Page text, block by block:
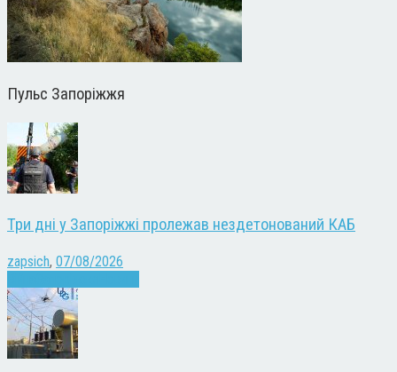
Пульс Запоріжжя
Три дні у Запоріжжі пролежав нездетонований КАБ
zapsich, 07/08/2026